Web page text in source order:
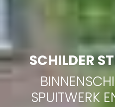
SCHILDER
SPUITWERK